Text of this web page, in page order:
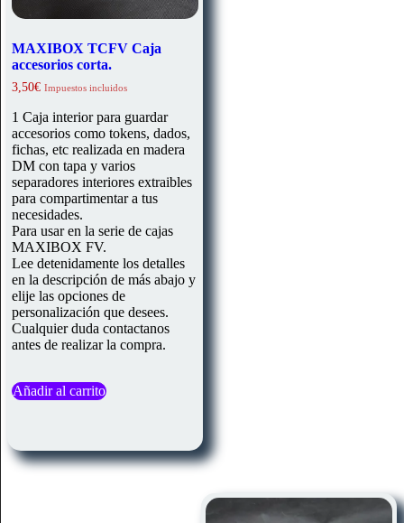
MAXIBOX TCFV Caja
accesorios corta.
3,50€ Impuestos incluidos
1 Caja interior para guardar
accesorios como tokens, dados,
fichas, etc realizada en madera
DM con tapa y varios
separadores interiores extraibles
para compartimentar a tus
necesidades.
Para usar en la serie de cajas
MAXIBOX FV.
Lee detenidamente los detalles
en la descripción de más abajo y
elije las opciones de
personalización que desees.
Cualquier duda contactanos
antes de realizar la compra.
Añadir al carrito